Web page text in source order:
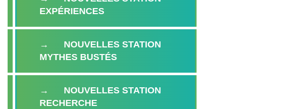
EXPÉRIENCES
NOUVELLES STATION
MYTHES BUSTÉS
NOUVELLES STATION
RECHERCHE